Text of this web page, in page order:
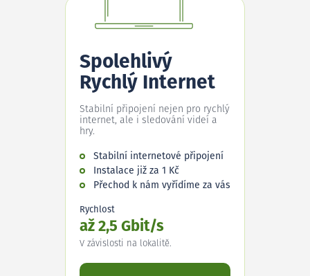
Spolehlivý
Rychlý Internet
Stabilní připojení nejen pro rychlý
internet, ale i sledování videí a
hry.
Stabilní internetové připojení
Instalace již za 1 Kč
Přechod k nám vyřídíme za vás
Rychlost
až 2,5 Gbit/s
V závislosti na lokalitě.